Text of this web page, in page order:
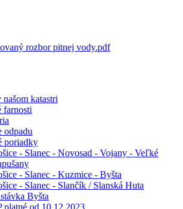
rozbor pitnej vody.pdf
našom katastri
farnosti
odpadu
poriadky
- Slanec - Novosad - Vojany - Veľké
- Slanec - Kuzmice - Byšta
- Slanec - Slančík / Slanská Huta
Byšta
platné od 10.12.2023